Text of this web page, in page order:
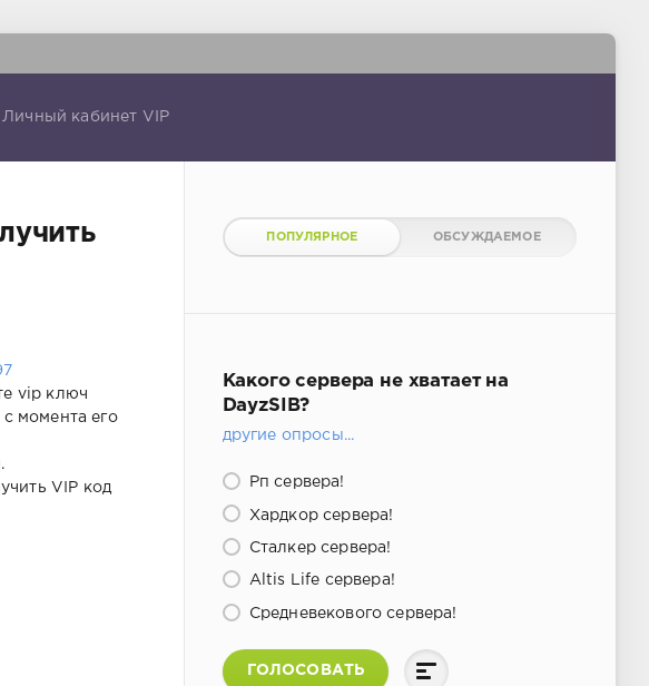
кабинет VIP
vip ключ
момента его
VIP код
ПОПУЛЯРНОЕ ОБСУЖДАЕМОЕ
Какого сервера не хватает на
DayzSIB?
другие опросы...
Рп сервера!
Хардкор сервера!
Сталкер сервера!
Altis Life сервера!
Средневекового сервера!
ГОЛОСОВАТЬ